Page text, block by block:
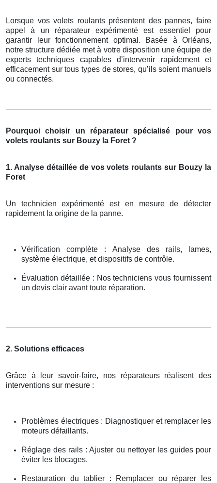
Lorsque vos volets roulants présentent des pannes, faire
appel à un réparateur expérimenté est essentiel pour
garantir leur fonctionnement optimal. Basée à Orléans,
notre structure dédiée met à votre disposition une équipe de
experts techniques capables d’intervenir rapidement et
efficacement sur tous types de stores, qu’ils soient manuels
ou connectés.
Pourquoi choisir un réparateur spécialisé pour vos
volets roulants sur Bouzy la Foret ?
1. Analyse détaillée de vos volets roulants sur Bouzy la
Foret
Un technicien expérimenté est en mesure de détecter
rapidement la origine de la panne.
Vérification complète : Analyse des rails, lames,
système électrique, et dispositifs de contrôle.
Évaluation détaillée : Nos techniciens vous fournissent
un devis clair avant toute réparation.
2. Solutions efficaces
Grâce à leur savoir-faire, nos réparateurs réalisent des
interventions sur mesure :
Problèmes électriques : Diagnostiquer et remplacer les
moteurs défaillants.
Réglage des rails : Ajuster ou nettoyer les guides pour
éviter les blocages.
Restauration du tablier : Remplacer ou réparer les